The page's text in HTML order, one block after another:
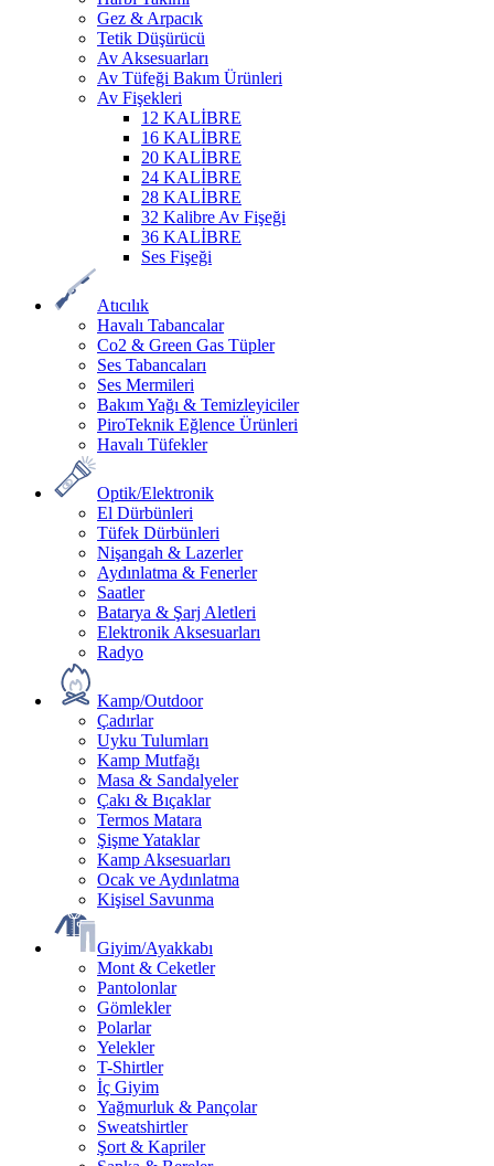
Gez & Arpacık
Tetik Düşürücü
Av Aksesuarları
Av Tüfeği Bakım Ürünleri
Av Fişekleri
12 KALİBRE
16 KALİBRE
20 KALİBRE
24 KALİBRE
28 KALİBRE
32 Kalibre Av Fişeği
36 KALİBRE
Ses Fişeği
Atıcılık
Havalı Tabancalar
Co2 & Green Gas Tüpler
Ses Tabancaları
Ses Mermileri
Bakım Yağı & Temizleyiciler
PiroTeknik Eğlence Ürünleri
Havalı Tüfekler
Optik/Elektronik
El Dürbünleri
Tüfek Dürbünleri
Nişangah & Lazerler
Aydınlatma & Fenerler
Saatler
Batarya & Şarj Aletleri
Elektronik Aksesuarları
Radyo
Kamp/Outdoor
Çadırlar
Uyku Tulumları
Kamp Mutfağı
Masa & Sandalyeler
Çakı & Bıçaklar
Termos Matara
Şişme Yataklar
Kamp Aksesuarları
Ocak ve Aydınlatma
Kişisel Savunma
Giyim/Ayakkabı
Mont & Ceketler
Pantolonlar
Gömlekler
Polarlar
Yelekler
T-Shirtler
İç Giyim
Yağmurluk & Pançolar
Sweatshirtler
Şort & Kapriler